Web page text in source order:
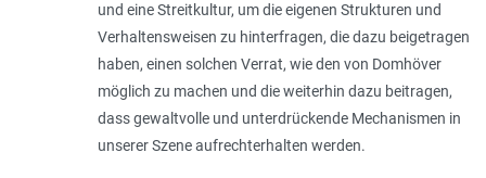
und eine Streitkultur, um die eigenen Strukturen und
Verhaltensweisen zu hinterfragen, die dazu beigetragen
haben, einen solchen Verrat, wie den von Domhöver
möglich zu machen und die weiterhin dazu beitragen,
dass gewaltvolle und unterdrückende Mechanismen in
unserer Szene aufrechterhalten werden.